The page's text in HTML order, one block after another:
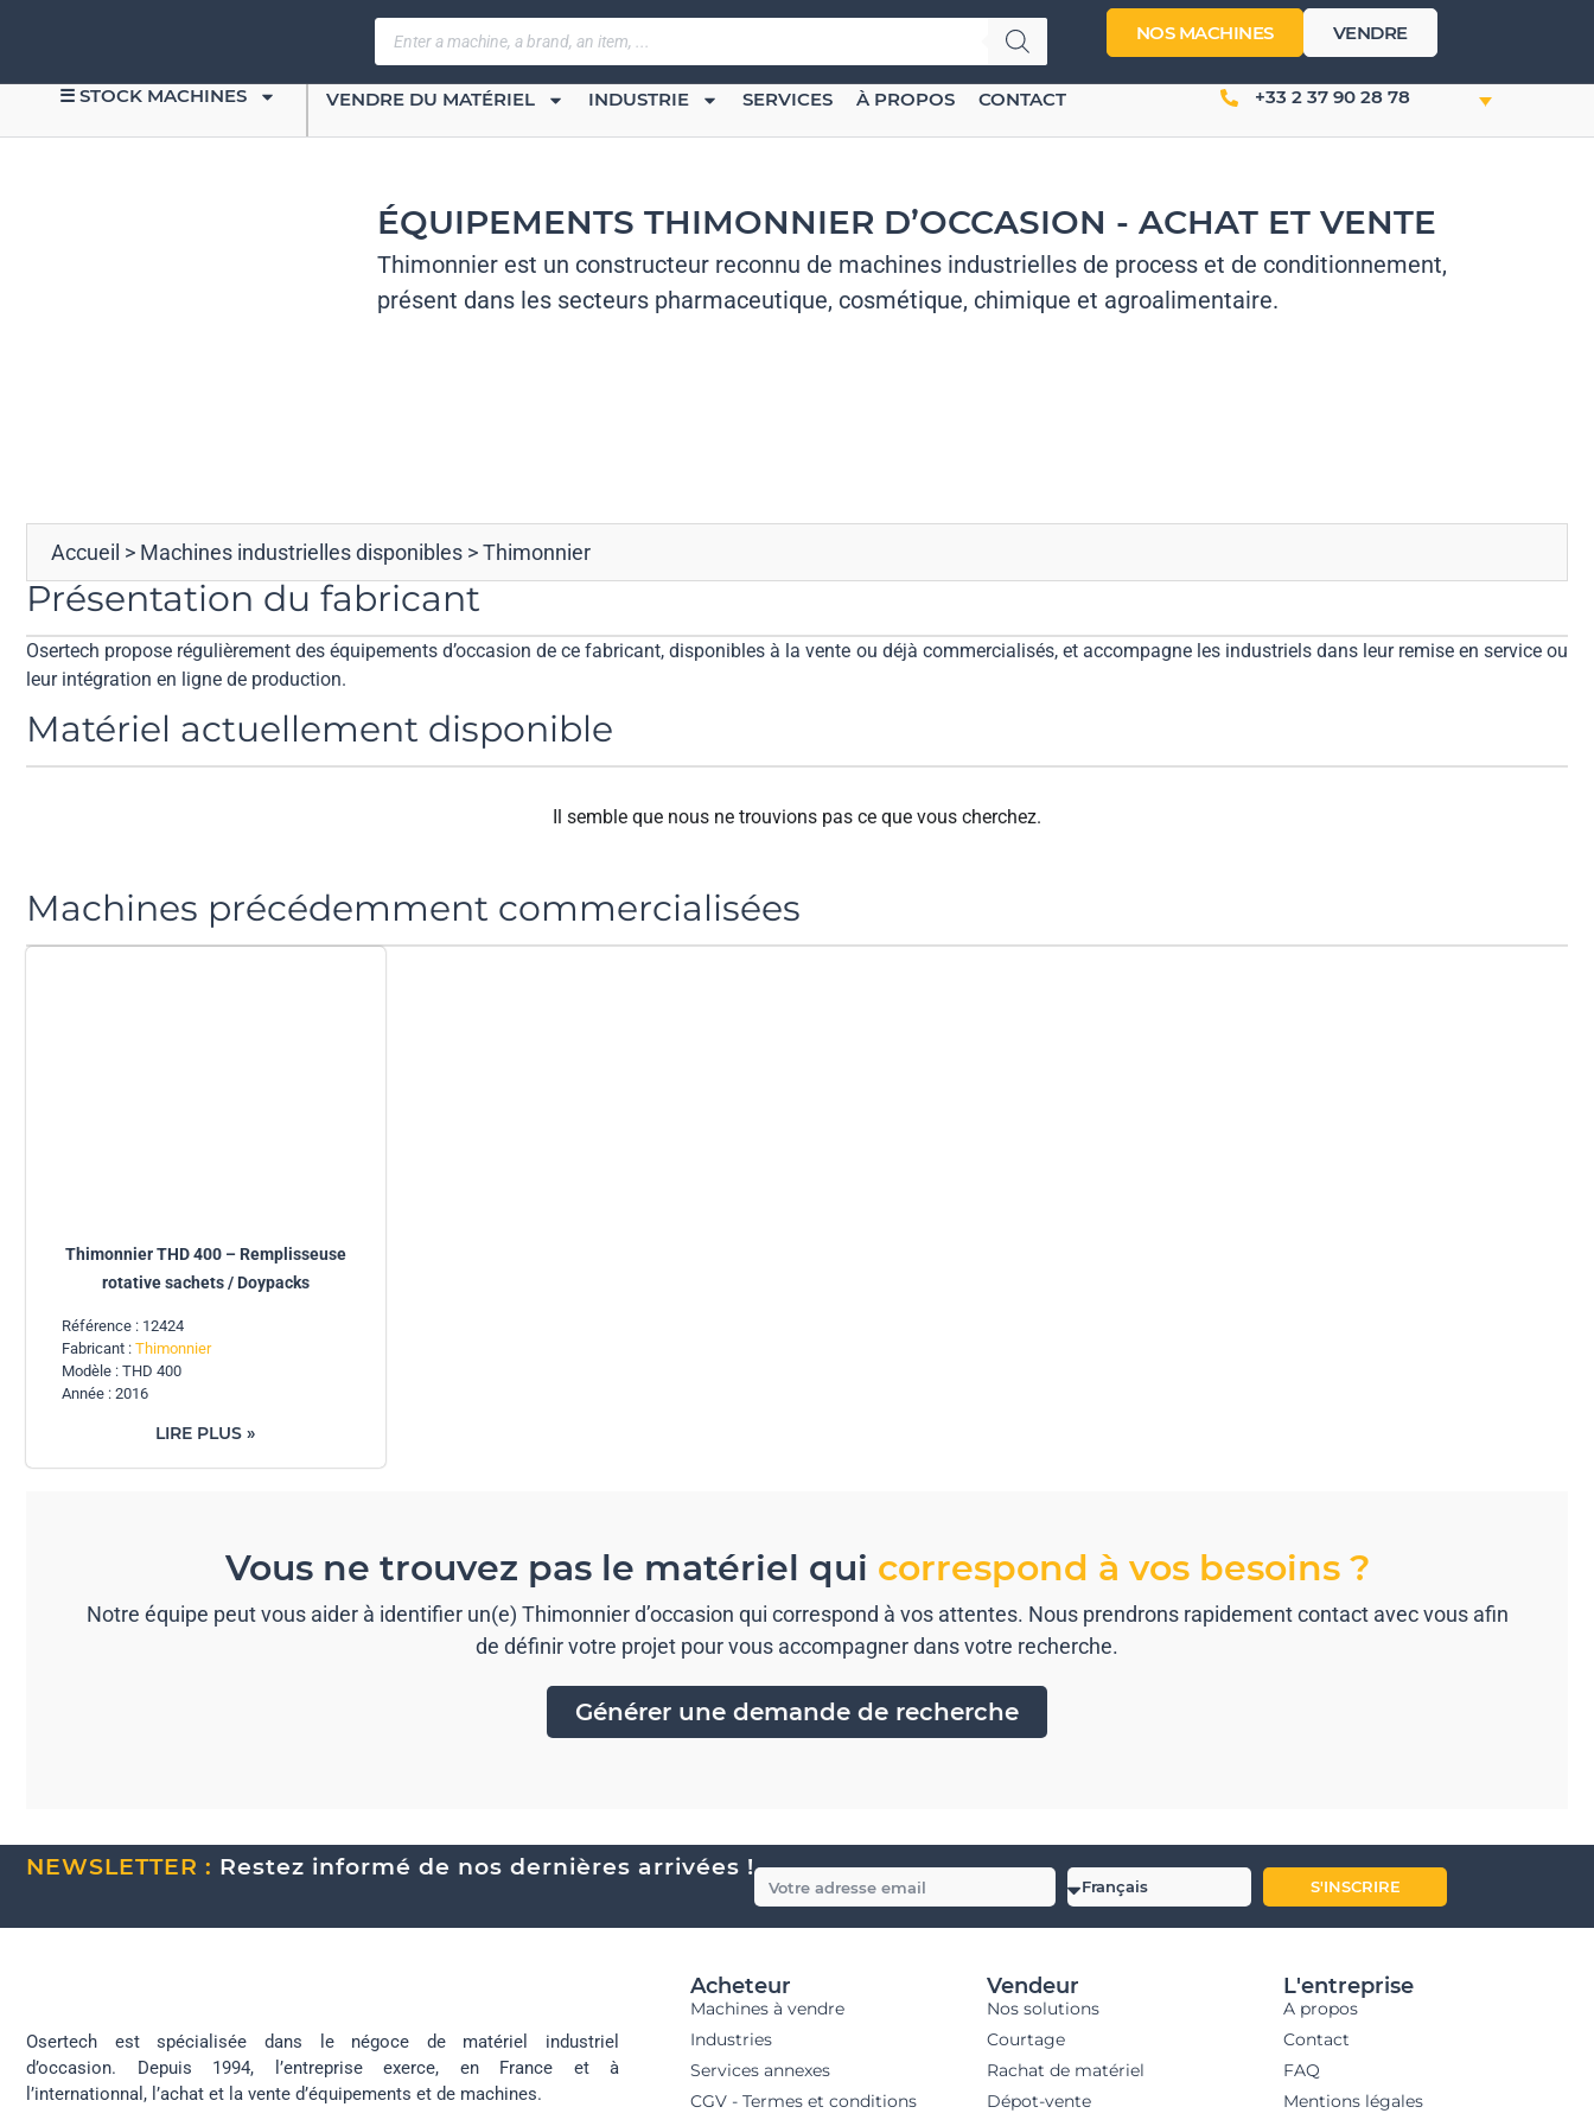
NOS MACHINES VENDRE
☰ STOCK MACHINES VENDRE DU MATÉRIEL INDUSTRIE SERVICES À PROPOS CONTACT +33 2 37 90 28 78
ÉQUIPEMENTS THIMONNIER D’OCCASION - ACHAT ET VENTE
Thimonnier est un constructeur reconnu de machines industrielles de process et de conditionnement,
présent dans les secteurs pharmaceutique, cosmétique, chimique et agroalimentaire.
Accueil > Machines industrielles disponibles >Thimonnier
Présentation du fabricant
Osertech propose régulièrement des équipements d’occasion de ce fabricant, disponibles à la vente ou déjà commercialisés, et accompagne les industriels dans leur remise en service ou
leur intégration en ligne de production.
Matériel actuellement disponible
Il semble que nous ne trouvions pas ce que vous cherchez.
Machines précédemment commercialisées
Thimonnier THD 400 – Remplisseuse
rotative sachets / Doypacks
Référence : 12424
Fabricant : Thimonnier
Modèle : THD 400
Année : 2016
LIRE PLUS »
Vous ne trouvez pas le matériel qui correspond à vos besoins ?
Notre équipe peut vous aider à identifier un(e) Thimonnier d’occasion qui correspond à vos attentes. Nous prendrons rapidement contact avec vous afin
de définir votre projet pour vous accompagner dans votre recherche.
Générer une demande de recherche
NEWSLETTER : Restez informé de nos dernières arrivées !
S'INSCRIRE
Osertech est spécialisée dans le négoce de matériel industriel
d’occasion. Depuis 1994, l’entreprise exerce, en France et à
l’internationnal, l’achat et la vente d’équipements et de machines.
Acheteur
Machines à vendre
Industries
Services annexes
CGV - Termes et conditions
Vendeur
Nos solutions
Courtage
Rachat de matériel
Dépot-vente
L'entreprise
A propos
Contact
FAQ
Mentions légales